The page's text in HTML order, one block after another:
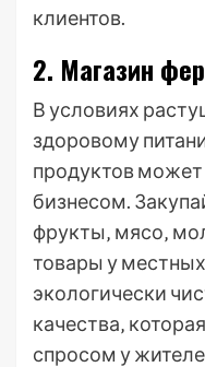
клиентов.
2. Магазин
В условиях
здоровому
продуктов
бизнесом.
фрукты‚ мясо‚
товары у
экологически
качества‚
спросом у